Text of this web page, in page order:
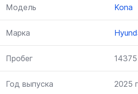
Модель Kona
Марка
Пробег
Год выпуска 2025